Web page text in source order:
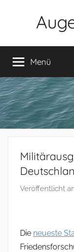
Menü
Veröffentlicht
Die neueste